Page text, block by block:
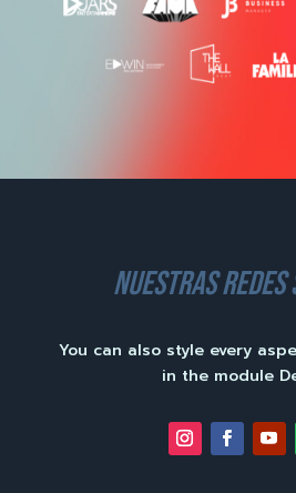
nuestras redes
You can also style every
in the module